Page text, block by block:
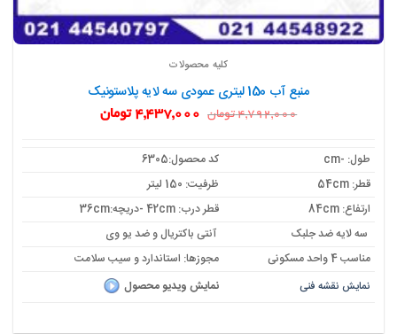
کلیه محصولات
منبع آب 150 لیتری عمودی سه لایه پلاستونیک
4,792,000 تومان قیمت
اصلی:
بود.
4,437,000 تومانقیمت
طول: -cm
کد محصول:6305
قطر: 54cm
ظرفیت: 150 لیتر
ارتفاع: 84cm
قطر درب: 42cm -دریچه:36cm
سه لایه ضد جلبک
آنتی باکتریال و ضد یو وی
مناسب 4 واحد مسکونی
مجوزها: استاندارد و سیب سلامت
نمایش نقشه فنی نمایش ویدیو محصول